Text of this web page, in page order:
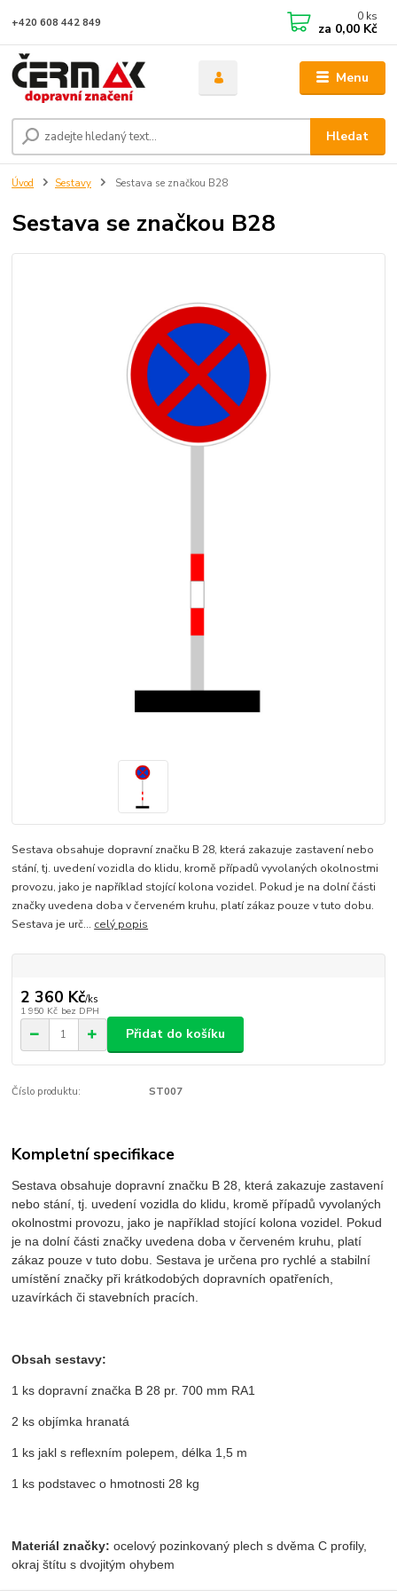
Menu
Hledat
+420 608 442 849 0 ks
za 0,00 Kč
Úvod Sestavy Sestava se značkou B28
Sestava se značkou B28
Sestava obsahuje dopravní značku B 28, která zakazuje zastavení nebo
stání, tj. uvedení vozidla do klidu, kromě případů vyvolaných okolnostmi
provozu, jako je například stojící kolona vozidel. Pokud je na dolní části
značky uvedena doba v červeném kruhu, platí zákaz pouze v tuto dobu.
Sestava je urč... celý popis
2 360 Kč/ks
1 950 Kč bez DPH
Přidat do košíku
Číslo produktu: ST007
Kompletní specifikace
Sestava obsahuje dopravní značku B 28, která zakazuje zastavení
nebo stání, tj. uvedení vozidla do klidu, kromě případů vyvolaných
okolnostmi provozu, jako je například stojící kolona vozidel. Pokud
je na dolní části značky uvedena doba v červeném kruhu, platí
zákaz pouze v tuto dobu. Sestava je určena pro rychlé a stabilní
umístění značky při krátkodobých dopravních opatřeních,
uzavírkách či stavebních pracích.
Obsah sestavy:
1 ks dopravní značka B 28 pr. 700 mm RA1
2 ks objímka hranatá
1 ks jakl s reflexním polepem, délka 1,5 m
1 ks podstavec o hmotnosti 28 kg
Materiál značky: ocelový pozinkovaný plech s dvěma C profily,
okraj štítu s dvojitým ohybem